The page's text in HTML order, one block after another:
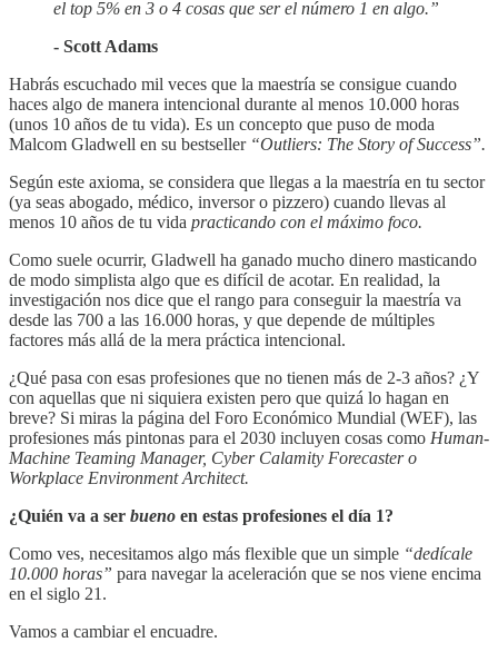
el top 5% en 3 o 4 cosas que ser el número 1 en algo.”
- Scott Adams
Habrás escuchado mil veces que la maestría se consigue cuando
haces algo de manera intencional durante al menos 10.000 horas
(unos 10 años de tu vida). Es un concepto que puso de moda
Malcom Gladwell en su bestseller “Outliers: The Story of Success”.
Según este axioma, se considera que llegas a la maestría en tu sector
(ya seas abogado, médico, inversor o pizzero) cuando llevas al
menos 10 años de tu vida practicando con el máximo foco.
Como suele ocurrir, Gladwell ha ganado mucho dinero masticando
de modo simplista algo que es difícil de acotar. En realidad, la
investigación nos dice que el rango para conseguir la maestría va
desde las 700 a las 16.000 horas, y que depende de múltiples
factores más allá de la mera práctica intencional.
¿Qué pasa con esas profesiones que no tienen más de 2-3 años? ¿Y
con aquellas que ni siquiera existen pero que quizá lo hagan en
breve? Si miras la página del Foro Económico Mundial (WEF), las
profesiones más pintonas para el 2030 incluyen cosas como Human-
Machine Teaming Manager, Cyber Calamity Forecaster o
Workplace Environment Architect.
¿Quién va a ser bueno en estas profesiones el día 1?
Como ves, necesitamos algo más flexible que un simple “dedícale
10.000 horas” para navegar la aceleración que se nos viene encima
en el siglo 21.
Vamos a cambiar el encuadre.